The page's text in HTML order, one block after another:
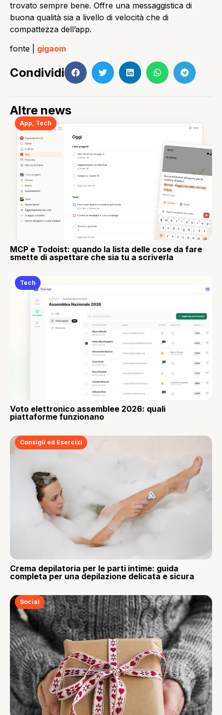
trovato sempre bene. Offre una messaggistica di
buona qualità sia a livello di velocità che di
compattezza dell’app.
fonte | gigaom
Condividi
Altre news
App, Tech
MCP e Todoist: quando la lista delle cose da fare
smette di aspettare che sia tu a scriverla
Tech
Voto elettronico assemblee 2026: quali
piattaforme funzionano
Consigli ed Esercizi
Crema depilatoria per le parti intime: guida
completa per una depilazione delicata e sicura
Social